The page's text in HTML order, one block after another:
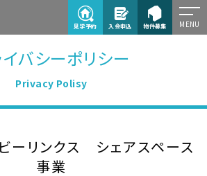
MENU
見学予約 入会申込 物件募集
バシーポリシー
Privacy Polisy
ーリンクス シェアスペース
事業